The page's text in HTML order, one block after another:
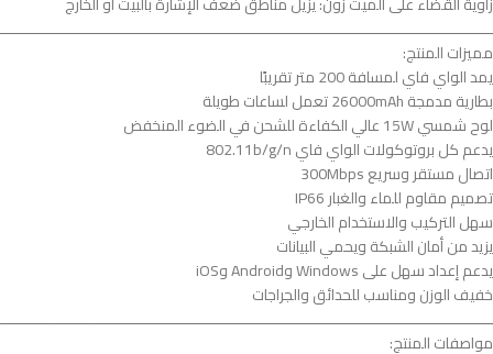
مميزات المنتج:
يمد الواي فاي لمسافة 200 متر تقريبًا
بطارية مدمجة 26000mAh تعمل لساعات طويلة
لوح شمسي 15W عالي الكفاءة للشحن في الضوء المنخفض
يدعم كل بروتوكولات الواي فاي 802.11b/g/n
اتصال مستقر وسريع 300Mbps
تصميم مقاوم للماء والغبار IP66
سهل التركيب والاستخدام الخارجي
يزيد من أمان الشبكة ويحمي البيانات
يدعم إعداد سهل على Windows وAndroid وiOS
خفيف الوزن ومناسب للحدائق والجراجات
مواصفات المنتج: